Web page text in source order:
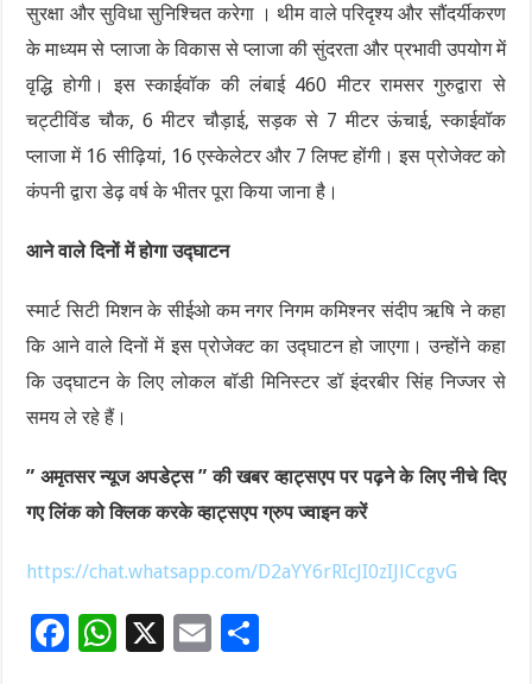
सुरक्षा और सुविधा सुनिश्चित करेगा । थीम वाले परिदृश्य और सौंदर्यीकरण
के माध्यम से प्लाजा के विकास से प्लाजा की सुंदरता और प्रभावी उपयोग में
वृद्धि होगी। इस स्काईवॉक की लंबाई 460 मीटर रामसर गुरुद्वारा से
चट्टीविंड चौक, 6 मीटर चौड़ाई, सड़क से 7 मीटर ऊंचाई, स्काईवॉक
प्लाजा में 16 सीढ़ियां, 16 एस्केलेटर और 7 लिफ्ट होंगी। इस प्रोजेक्ट को
कंपनी द्वारा डेढ़ वर्ष के भीतर पूरा किया जाना है।
आने वाले दिनों में होगा उद्घाटन
स्मार्ट सिटी मिशन के सीईओ कम नगर निगम कमिश्नर संदीप ऋषि ने कहा
कि आने वाले दिनों में इस प्रोजेक्ट का उद्घाटन हो जाएगा। उन्होंने कहा
कि उद्घाटन के लिए लोकल बॉडी मिनिस्टर डॉ इंदरबीर सिंह निज्जर से
समय ले रहे हैं।
” अमृतसर न्यूज अपडेट्स ” की खबर व्हाट्सएप पर पढ़ने के लिए नीचे दिए
गए लिंक को क्लिक करके व्हाट्सएप ग्रुप ज्वाइन करें
https://chat.whatsapp.com/D2aYY6rRIcJI0zIJlCcgvG
F
W X
E